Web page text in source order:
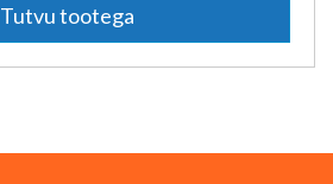
Tutvu tootega